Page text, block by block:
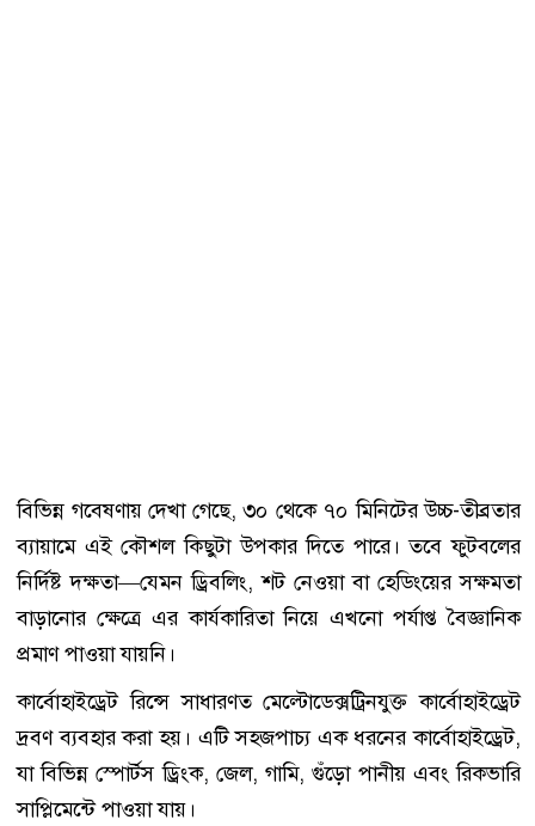
বিভিন্ন গবেষণায় দেখা গেছে, ৩০ থেকে ৭০ মিনিটের উচ্চ-তীব্রতার
ব্যায়ামে এই কৌশল কিছুটা উপকার দিতে পারে। তবে ফুটবলের
নির্দিষ্ট দক্ষতা—যেমন ড্রিবলিং, শট নেওয়া বা হেডিংয়ের সক্ষমতা
বাড়ানোর ক্ষেত্রে এর কার্যকারিতা নিয়ে এখনো পর্যাপ্ত বৈজ্ঞানিক
প্রমাণ পাওয়া যায়নি।
কার্বোহাইড্রেট রিন্সে সাধারণত মেল্টোডেক্সট্রিনযুক্ত কার্বোহাইড্রেট
দ্রবণ ব্যবহার করা হয়। এটি সহজপাচ্য এক ধরনের কার্বোহাইড্রেট,
যা বিভিন্ন স্পোর্টস ড্রিংক, জেল, গামি, গুঁড়ো পানীয় এবং রিকভারি
সাপ্লিমেন্টে পাওয়া যায়।